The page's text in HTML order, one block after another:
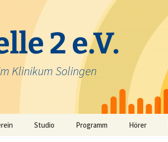
2 e.V.
Klinikum Solingen
Studio Programm Hörer